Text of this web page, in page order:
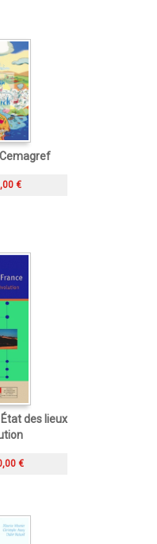
€
des lieux
€